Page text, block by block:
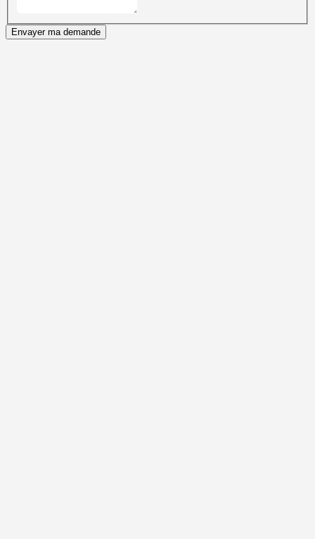
Envayer ma demande